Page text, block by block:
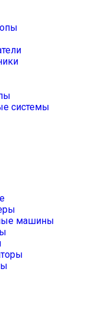
системы
машины